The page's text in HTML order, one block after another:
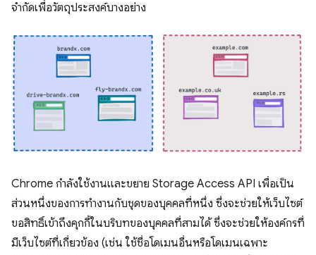
จำกัดเพื่อวัตถุประสงค์บางอย่าง
Chrome กำลังใช้งานและขยาย Storage Access API เพื่อเป็น
ส่วนหนึ่งของการทำงานกับชุดของบุคคลที่หนึ่ง ซึ่งจะช่วยให้เว็บไซต์
ขอสิทธิ์เข้าถึงคุกกี้ในบริบทของบุคคลที่สามได้ ซึ่งจะช่วยให้องค์กรที่
มีเว็บไซต์ที่เกี่ยวข้อง (เช่น ใช้ชื่อโดเมนอื่นหรือโดเมนเฉพาะ